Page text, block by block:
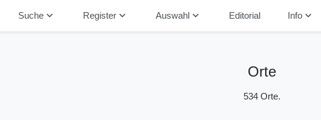
Suchekeyboard_arrow_down Registerkeyboard_arrow_down Auswahlkeyboard_arrow_down Editorial Infokeyboard_arrow_down
Orte
534 Orte.